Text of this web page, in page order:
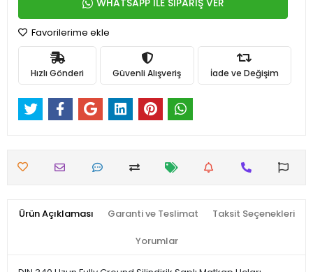
WHATSAPP İLE SİPARİŞ VER
Favorilerime ekle
Hızlı Gönderi Güvenli Alışveriş İade ve Değişim
Ürün Açıklaması Garanti ve Teslimat Taksit Seçenekleri
Yorumlar